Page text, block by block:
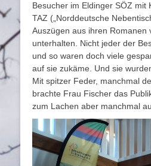
Besucher im Eldinger SÖZ mit
TAZ („Norddeutsche
Auszügen aus ihren Romanen
unterhalten. Nicht jeder der
und so waren doch viele
auf sie zukäme. Und sie
Mit spitzer Feder, manchmal
brachte Frau Fischer das
zum Lachen aber manchmal